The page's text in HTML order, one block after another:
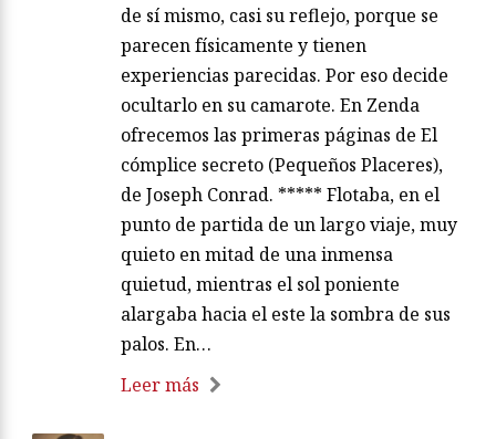
de sí mismo, casi su reflejo, porque se
parecen físicamente y tienen
experiencias parecidas. Por eso decide
ocultarlo en su camarote. En Zenda
ofrecemos las primeras páginas de El
cómplice secreto (Pequeños Placeres),
de Joseph Conrad. ***** Flotaba, en el
punto de partida de un largo viaje, muy
quieto en mitad de una inmensa
quietud, mientras el sol poniente
alargaba hacia el este la sombra de sus
palos. En…
Leer más